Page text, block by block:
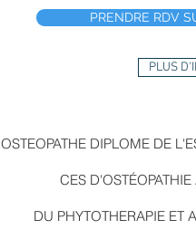
PRENDRE RDV
PLUS
OSTEOPATHE DIPLOME DE
CES
DU PHYTOTHERAPIE ET